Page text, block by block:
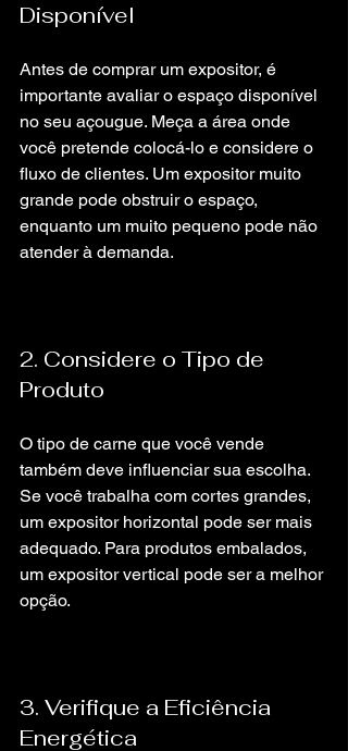
Disponível
Antes de comprar um expositor, é
importante avaliar o espaço disponível
no seu açougue. Meça a área onde
você pretende colocá-lo e considere o
fluxo de clientes. Um expositor muito
grande pode obstruir o espaço,
enquanto um muito pequeno pode não
atender à demanda.
2. Considere o Tipo de
Produto
O tipo de carne que você vende
também deve influenciar sua escolha.
Se você trabalha com cortes grandes,
um expositor horizontal pode ser mais
adequado. Para produtos embalados,
um expositor vertical pode ser a melhor
opção.
3. Verifique a Eficiência
Energética